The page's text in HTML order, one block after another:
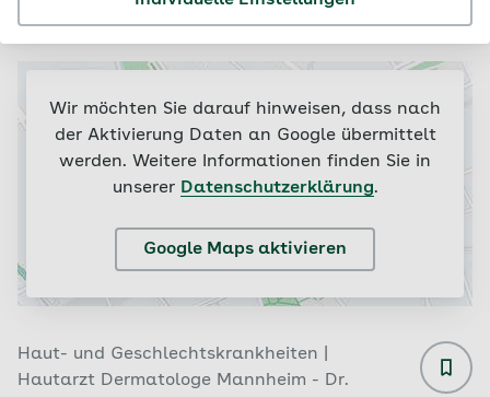
Filtern & sortieren (2)
Wir möchten Sie darauf hinweisen, dass nach
der Aktivierung Daten an Google übermittelt
werden. Weitere Informationen finden Sie in
unserer Datenschutzerklärung.
Google Maps aktivieren
Haut- und Geschlechtskrankheiten |
Hautarzt Dermatologe Mannheim - Dr.